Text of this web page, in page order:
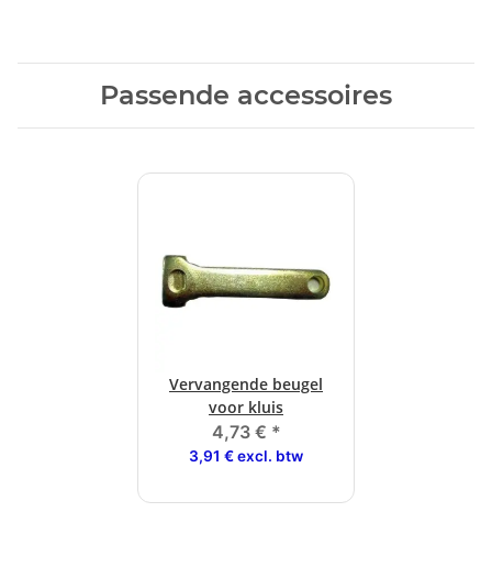
Passende accessoires
Vervangende beugel
voor kluis
4,73 € *
3,91 € excl. btw